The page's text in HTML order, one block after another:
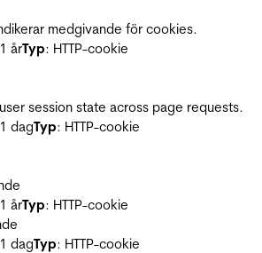
medgivande för cookies.
årTyp: HTTP-cookie
session state across page requests.
dagTyp: HTTP-cookie
årTyp: HTTP-cookie
dagTyp: HTTP-cookie